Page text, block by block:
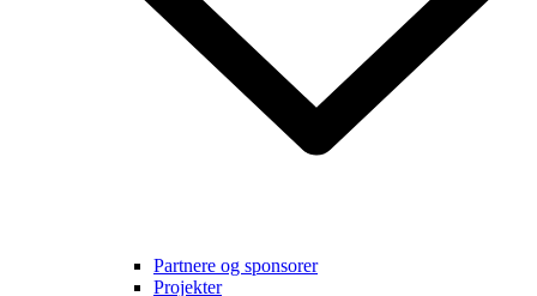
Partnere og sponsorer
Projekter